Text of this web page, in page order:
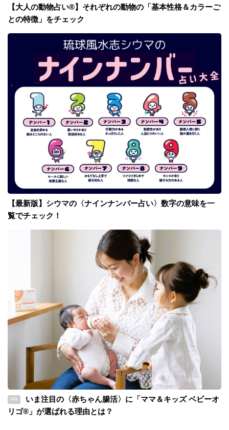
【大人の動物占い®】それぞれの動物の「基本性格＆カラーご
との特徴」をチェック
【最新版】シウマの〈ナインナンバー占い〉数字の意味を一
覧でチェック！
PR
いま注目の〈赤ちゃん腸活〉に「ママ＆キッズ ベビーオ
リゴ®」が選ばれる理由とは？